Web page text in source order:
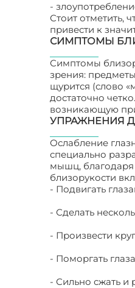
-
Стоит отметить,
привести к
СИМПТОМЫ
Симптомы
зрения:
щурится (слово
достаточно
возникающую
УПРАЖНЕНИЯ
Ослабление
специально
мышц, благодаря
близорукости
- Подвигать
- Сделать
- Произвести
- Поморгать
- Сильно сжать и